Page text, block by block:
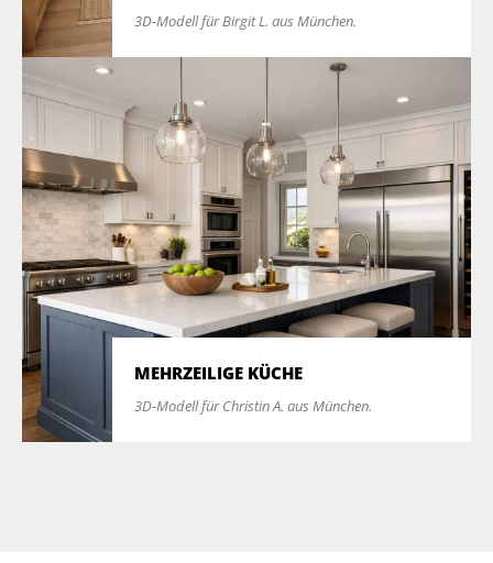
3D-Modell für Birgit L. aus München.
MEHRZEILIGE KÜCHE
3D-Modell für Christin A. aus München.